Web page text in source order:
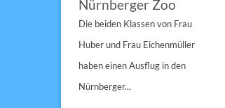
Nürnberger Zoo
Die beiden Klassen von Frau
Huber und Frau Eichenmüller
haben einen Ausflug in den
Nürnberger...